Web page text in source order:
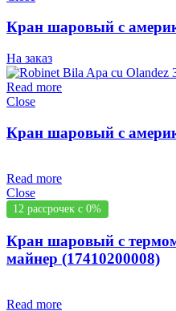
Кран шаровый с
На заказ
Read more
Close
Кран шаровый с
Read more
Close
12 рассрочек с 0%
Кран шаровый с
майнер (17410200008)
Read more